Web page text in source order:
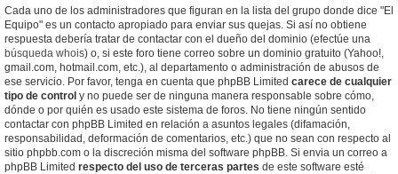
Cada uno de los administradores que figuran en la lista del grupo donde dice "El
Equipo" es un contacto apropiado para enviar sus quejas. Si así no obtiene
respuesta debería tratar de contactar con el dueño del dominio (efectúe una
búsqueda whois) o, si este foro tiene correo sobre un dominio gratuito (Yahoo!,
gmail.com, hotmail.com, etc.), al departamento o administración de abusos de
ese servicio. Por favor, tenga en cuenta que phpBB Limited carece de cualquier
tipo de control y no puede ser de ninguna manera responsable sobre cómo,
dónde o por quién es usado este sistema de foros. No tiene ningún sentido
contactar con phpBB Limited en relación a asuntos legales (difamación,
responsabilidad, deformación de comentarios, etc.) que no sean con respecto al
sitio phpbb.com o la discreción misma del software phpBB. Si envia un correo a
phpBB Limited respecto del uso de terceras partes de este software esté